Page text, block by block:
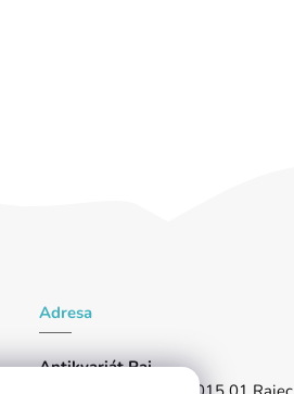
Adresa
Antikvariát Raj